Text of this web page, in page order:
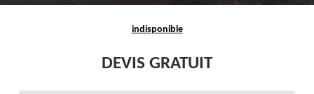
indisponible
DEVIS GRATUIT